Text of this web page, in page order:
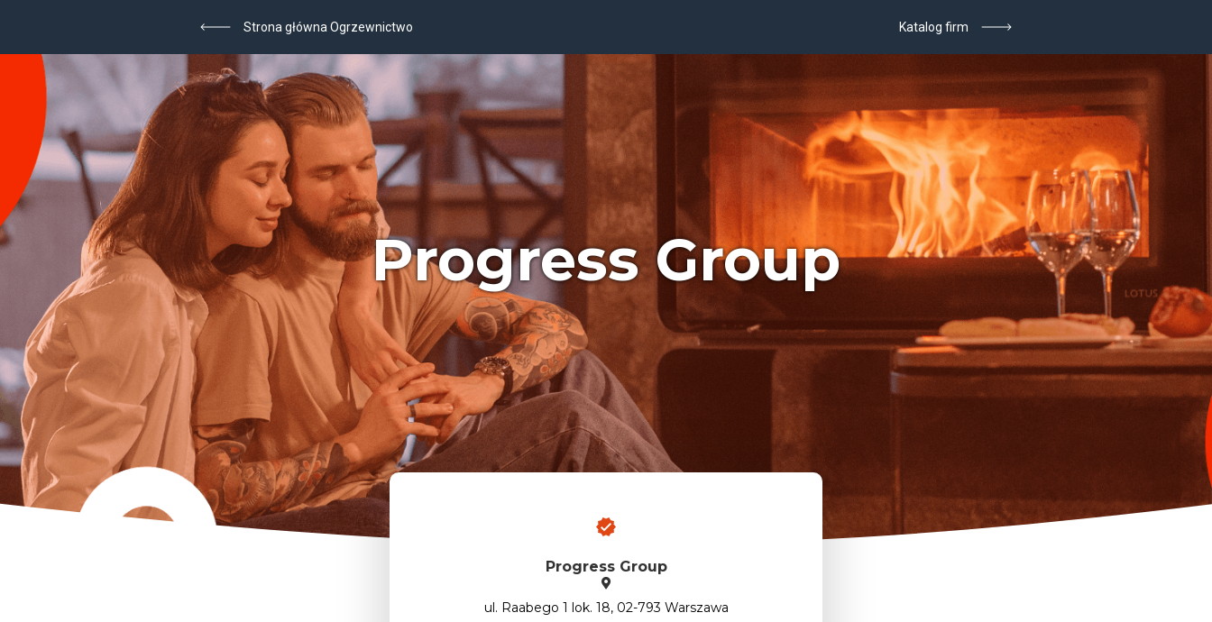
Strona główna Ogrzewnictwo Katalog firm
Progress Group
Progress Group
ul. Raabego 1 lok. 18, 02-793 Warszawa